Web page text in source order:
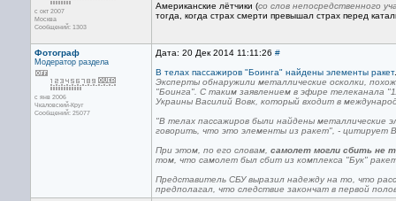
с окт 2007
Москва
Сообщений: 1303
Американские лётчики (со слов непосредственного
тогда, когда страх смерти превышал страх перед
Фотограф
Модератор раздела
с янв 2006
Чкаловский-Круг
Сообщений: 25077
Дата: 20 Дек 2014 11:11:26 #
В телах пассажиров "Боинга" найдены элементы ракет.
Эксперты обнаружили металлические осколки,
"Боинга". С таким заявлением в эфире телеканала
Украины Василий Вовк, который входит в
"В телах пассажиров были найдены металлические
говорить, что это элементы из ракет", - цитирует
При этом, по его словам, самолет могли сбить не
том, что самолет был сбит из комплекса "Бук"
Представитель СБУ выразил надежду на то, что
предполагал, что следствие закончат в первой